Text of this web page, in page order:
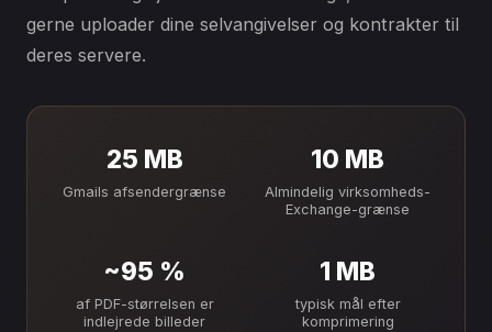
gerne uploader dine selvangivelser og kontrakter til
deres servere.
25 MB
Gmails afsendergrænse
10 MB
Almindelig virksomheds-
Exchange-grænse
~95 %
af PDF-størrelsen er
indlejrede billeder
1 MB
typisk mål efter
komprimering